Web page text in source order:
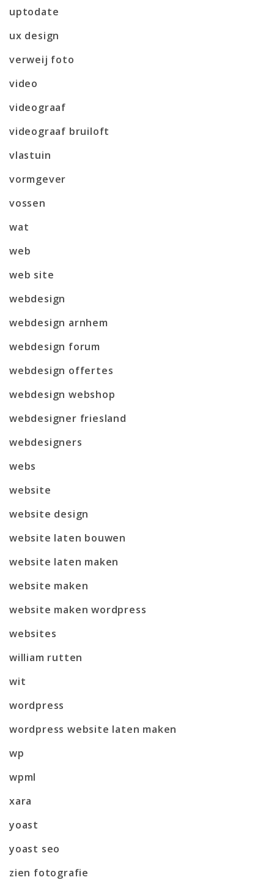
uptodate
ux design
verweij foto
video
videograaf
videograaf bruiloft
vlastuin
vormgever
vossen
wat
web
web site
webdesign
webdesign arnhem
webdesign forum
webdesign offertes
webdesign webshop
webdesigner friesland
webdesigners
webs
website
website design
website laten bouwen
website laten maken
website maken
website maken wordpress
websites
william rutten
wit
wordpress
wordpress website laten maken
wp
wpml
xara
yoast
yoast seo
zien fotografie